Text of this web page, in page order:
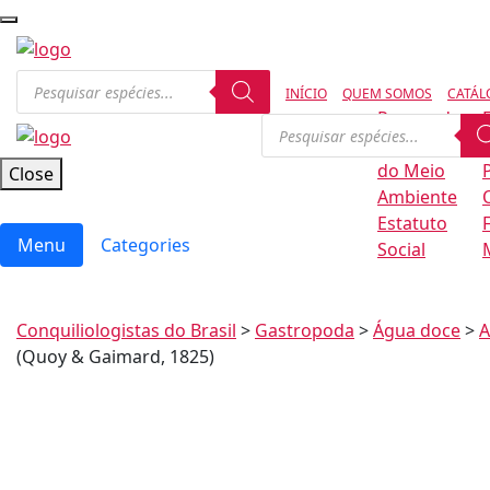
INÍCIO QUEM SOMOS
Regras de
Conservação
do Meio
Ambiente
Estatuto
Social
Close
Menu Categories
Conquiliologistas do Brasil > Gastropoda >Água doce>
(Quoy & Gaimard, 1825)